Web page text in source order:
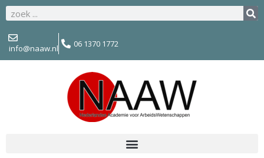
info@naaw.nl 06 1370 1772